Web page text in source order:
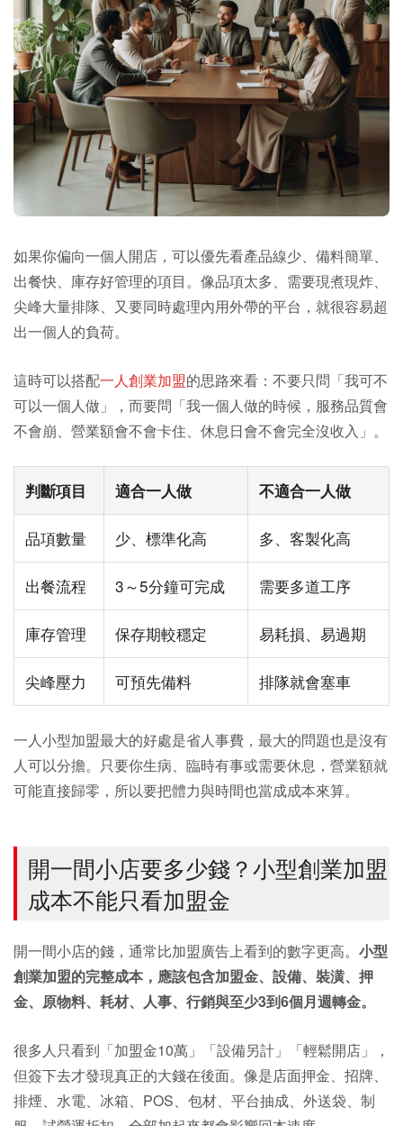
如果你偏向一個人開店，可以優先看產品線少、備料簡單、
出餐快、庫存好管理的項目。像品項太多、需要現煮現炸、
尖峰大量排隊、又要同時處理內用外帶的平台，就很容易超
出一個人的負荷。
這時可以搭配一人創業加盟的思路來看：不要只問「我可不
可以一個人做」，而要問「我一個人做的時候，服務品質會
不會崩、營業額會不會卡住、休息日會不會完全沒收入」。
判斷項目 適合一人做 不適合一人做
品項數量 少、標準化高 多、客製化高
出餐流程 3～5分鐘可完成 需要多道工序
庫存管理 保存期較穩定 易耗損、易過期
尖峰壓力 可預先備料 排隊就會塞車
一人小型加盟最大的好處是省人事費，最大的問題也是沒有
人可以分擔。只要你生病、臨時有事或需要休息，營業額就
可能直接歸零，所以要把體力與時間也當成成本來算。
開一間小店要多少錢？小型創業加盟
成本不能只看加盟金
開一間小店的錢，通常比加盟廣告上看到的數字更高。 小型
創業加盟的完整成本，應該包含加盟金、設備、裝潢、押
金、原物料、耗材、人事、行銷與至少3到6個月週轉金。
很多人只看到「加盟金10萬」「設備另計」「輕鬆開店」，
但簽下去才發現真正的大錢在後面。像是店面押金、招牌、
排煙、水電、冰箱、POS、包材、平台抽成、外送袋、制